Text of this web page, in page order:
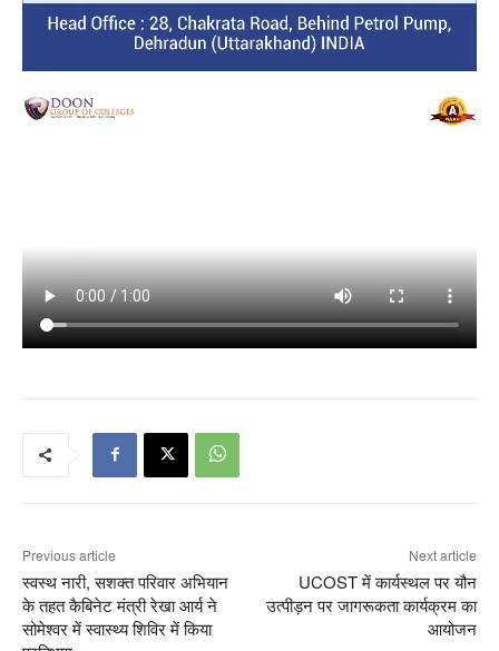
Previous article
स्वस्थ नारी, सशक्त परिवार अभियान
के तहत कैबिनेट मंत्री रेखा आर्य ने
सोमेश्वर में स्वास्थ्य शिविर में किया
Next article
UCOST में कार्यस्थल पर यौन
उत्पीड़न पर जागरूकता कार्यक्रम का
आयोजन